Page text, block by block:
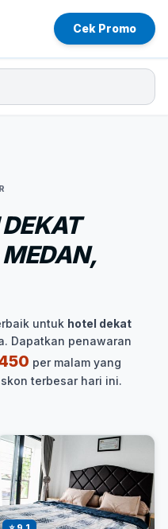
Cek Promo
untuk hotel dekat
Dapatkan penawaran
per malam yang
terbesar hari ini.